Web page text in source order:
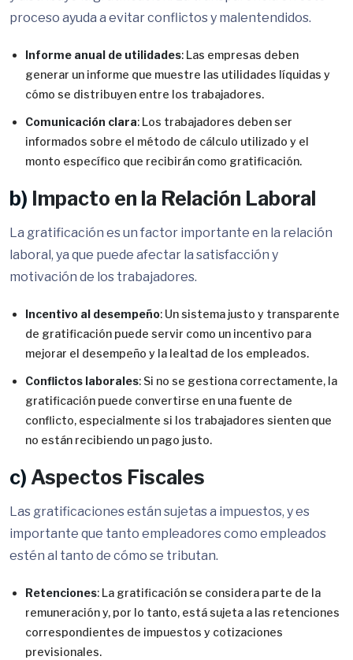
proceso ayuda a evitar conflictos y malentendidos.
Informe anual de utilidades: Las empresas deben
generar un informe que muestre las utilidades líquidas y
cómo se distribuyen entre los trabajadores.
Comunicación clara: Los trabajadores deben ser
informados sobre el método de cálculo utilizado y el
monto específico que recibirán como gratificación.
b) Impacto en la Relación Laboral
La gratificación es un factor importante en la relación
laboral, ya que puede afectar la satisfacción y
motivación de los trabajadores.
Incentivo al desempeño: Un sistema justo y transparente
de gratificación puede servir como un incentivo para
mejorar el desempeño y la lealtad de los empleados.
Conflictos laborales: Si no se gestiona correctamente, la
gratificación puede convertirse en una fuente de
conflicto, especialmente si los trabajadores sienten que
no están recibiendo un pago justo.
c) Aspectos Fiscales
Las gratificaciones están sujetas a impuestos, y es
importante que tanto empleadores como empleados
estén al tanto de cómo se tributan.
Retenciones: La gratificación se considera parte de la
remuneración y, por lo tanto, está sujeta a las retenciones
correspondientes de impuestos y cotizaciones
previsionales.